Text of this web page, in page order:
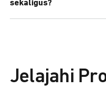
kebutuhan Anda.
sekaligus?
Jelajahi